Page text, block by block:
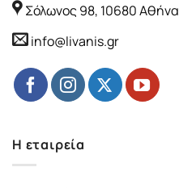
Σόλωνος 98, 10680 Αθήνα
info@livanis.gr
Η εταιρεία